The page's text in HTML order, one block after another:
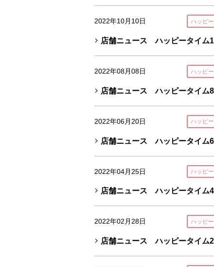
2022年10月10日 ハッピ
店舗ニュース ハッピータイム
2022年08月08日 ハッピ
店舗ニュース ハッピータイム8
2022年06月20日 ハッピ
店舗ニュース ハッピータイム6
2022年04月25日 ハッピ
店舗ニュース ハッピータイム4
2022年02月28日 ハッピ
店舗ニュース ハッピータイム2